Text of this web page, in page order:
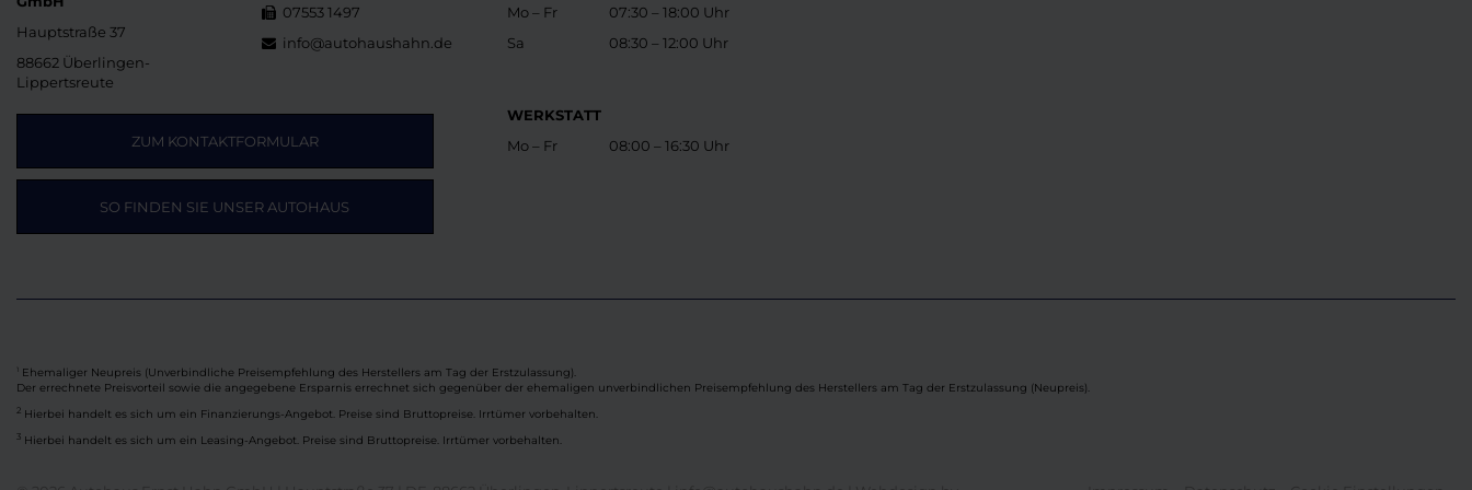
Hauptstraße 37
88662 Überlingen-
Lippertsreute
07553 1497
info@autohaushahn.de
ZUM KONTAKTFORMULAR
SO FINDEN SIE UNSER AUTOHAUS
Mo – Fr
Sa
07:30 – 18:00 Uhr
08:30 – 12:00 Uhr
WERKSTATT
Mo – Fr
08:00 – 16:30 Uhr
Ehemaliger Neupreis (Unverbindliche Preisempfehlung des Herstellers am Tag der Erstzulassung).
Der errechnete Preisvorteil sowie die angegebene Ersparnis errechnet sich gegenüber der ehemaligen unverbindlichen Preisempfehlung des Herstellers am Tag der Erstzulassung (Neupreis).
2 Hierbei handelt es sich um ein Finanzierungs-Angebot. Preise sind Bruttopreise. Irrtümer vorbehalten.
3 Hierbei handelt es sich um ein Leasing-Angebot. Preise sind Bruttopreise. Irrtümer vorbehalten.